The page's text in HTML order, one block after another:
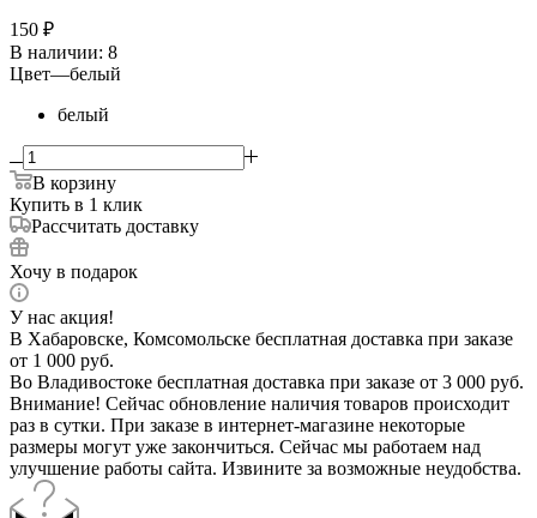
150 ₽
В наличии: 8
Цвет—белый
белый
В корзину
Купить в 1 клик
Рассчитать доставку
Хочу в подарок
У нас акция!
В Хабаровске, Комсомольске бесплатная доставка при заказе
от 1 000 руб.
Во Владивостоке бесплатная доставка при заказе от 3 000 руб.
Внимание! Сейчас обновление наличия товаров происходит
раз в сутки. При заказе в интернет-магазине некоторые
размеры могут уже закончиться. Сейчас мы работаем над
улучшение работы сайта. Извините за возможные неудобства.